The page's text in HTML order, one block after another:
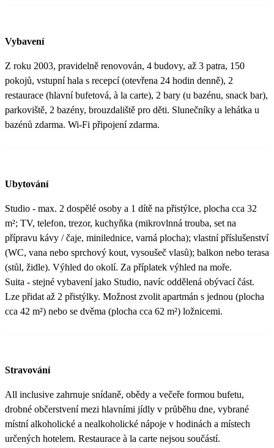
Vybavení
Z roku 2003, pravidelně renovován, 4 budovy, až 3 patra, 150
pokojů, vstupní hala s recepcí (otevřena 24 hodin denně), 2
restaurace (hlavní bufetová, à la carte), 2 bary (u bazénu, snack bar),
parkoviště, 2 bazény, brouzdaliště pro děti. Slunečníky a lehátka u
bazénů zdarma. Wi-Fi připojení zdarma.
Ubytování
Studio - max. 2 dospělé osoby a 1 dítě na přistýlce, plocha cca 32
m²; TV, telefon, trezor, kuchyňka (mikrovlnná trouba, set na
přípravu kávy / čaje, minilednice, varná plocha); vlastní příslušenství
(WC, vana nebo sprchový kout, vysoušeč vlasů); balkon nebo terasa
(stůl, židle). Výhled do okolí. Za příplatek výhled na moře.
Suita - stejné vybavení jako Studio, navíc oddělená obývací část.
Lze přidat až 2 přistýlky. Možnost zvolit apartmán s jednou (plocha
cca 42 m²) nebo se dvěma (plocha cca 62 m²) ložnicemi.
Stravování
All inclusive zahrnuje snídaně, obědy a večeře formou bufetu,
drobné občerstvení mezi hlavními jídly v průběhu dne, vybrané
místní alkoholické a nealkoholické nápoje v hodinách a místech
určených hotelem. Restaurace à la carte nejsou součástí.